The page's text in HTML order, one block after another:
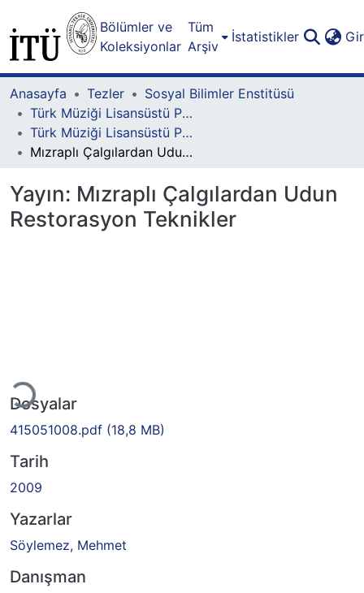
Bölümler ve
Koleksiyonlar
Tüm
Arşiv
İstatistikler
Anasayfa Tezler
Sosyal Bilimler Enstitüsü
Türk Müziği Lisansüstü Programı
Türk Müziği Lisansüstü Programı - Yüksek Lisans
Mızraplı Çalgılardan Udun Restorasyon Teknikler
Yayın: Mızraplı Çalgılardan Udun
Restorasyon Teknikler
Yükleniyor...
Dosyalar
415051008.pdf (18,8 MB)
Tarih
2009
Yazarlar
Söylemez, Mehmet
Danışman